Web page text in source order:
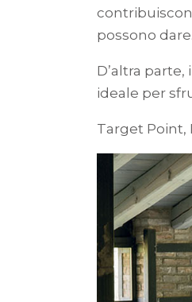
possono dare.
D’altra
ideale per
Target Point,